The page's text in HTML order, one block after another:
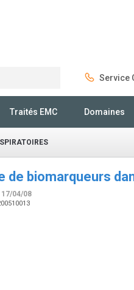
Service
Traités EMC Domaines
de biomarqueurs
17/04/08